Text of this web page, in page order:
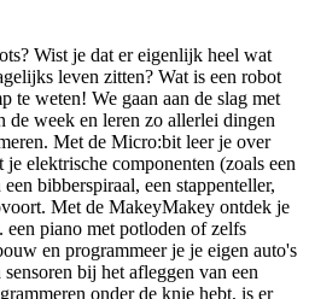
Wist je dat er eigenlijk heel wat
leven zitten? Wat is een robot
te weten! We gaan aan de slag met
de week en leren zo allerlei dingen
Met de Micro:bit leer je over
elektrische componenten (zoals een
bibberspiraal, een stappenteller,
Met de MakeyMakey ontdek je
een piano met potloden of zelfs
en programmeer je je eigen auto's
bij het afleggen van een
onder de knie hebt, is er